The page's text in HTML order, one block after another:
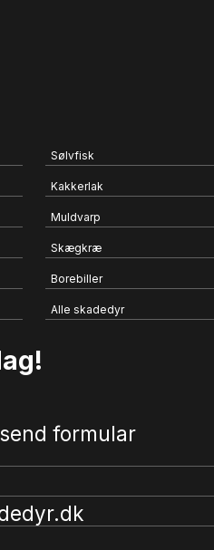
Sølvfisk
Kakkerlak
Muldvarp
Skægkræ
Borebiller
Alle skadedyr
formular